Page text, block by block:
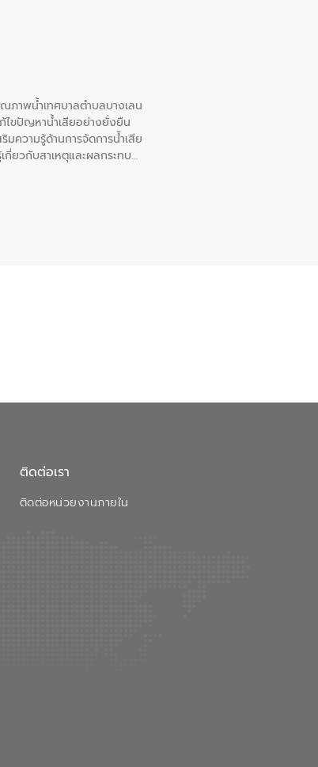
ภาพน้ำเทศบาลตำบลบางเลน
ไขปัญหาน้ำเสียอย่างยั่งยืน
ความรู้ด้านการจัดการน้ำเสีย
กี่ยวกับสาเหตุและผลกระทบ
บางเลน จังหวัดนครปฐม
ติดต่อเรา
ติดต่อหน่วยงานภายใน